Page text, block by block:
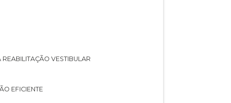
REABILITAÇÃO VESTIBULAR
EFICIENTE